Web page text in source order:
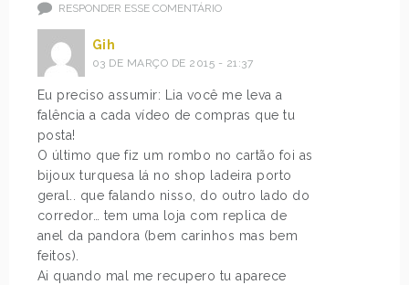
RESPONDER ESSE COMENTÁRIO
Gih
03 DE MARÇO DE 2015 - 21:37
Eu preciso assumir: Lia você me leva a
falência a cada vídeo de compras que tu
posta!
O último que fiz um rombo no cartão foi as
bijoux turquesa lá no shop ladeira porto
geral.. que falando nisso, do outro lado do
corredor… tem uma loja com replica de
anel da pandora (bem carinhos mas bem
feitos).
Ai quando mal me recupero tu aparece